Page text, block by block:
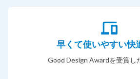
早くて使いやすい快
Good Design Awardを受賞し